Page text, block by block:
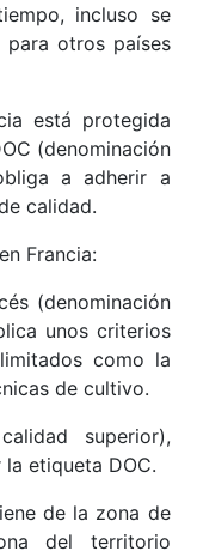
incluso se
otros países
está protegida
(denominación
a adherir a
calidad.
Francia:
(denominación
unos criterios
como la
de cultivo.
superior),
etiqueta DOC.
de la zona de
del territorio